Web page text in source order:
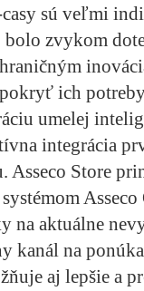
sú veľmi
zvykom
ich
umelej
integrácia
Asseco Store
na aktuálne
kanál na
aj lepšie a